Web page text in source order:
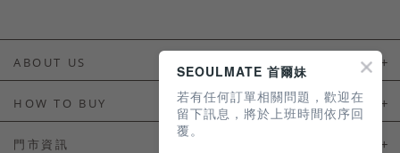
ABOUT US
HOW TO BUY
如何購買
門市資訊
SEOULMATE 首爾妹
若有任何訂單相關問題，歡迎在
留下訊息，將於上班時間依序回
覆。